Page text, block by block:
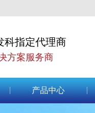
科指定代理商
方案服务商
产品中心